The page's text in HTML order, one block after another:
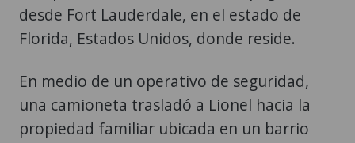
desde Fort Lauderdale, en el estado de
Florida, Estados Unidos, donde reside.
En medio de un operativo de seguridad,
una camioneta trasladó a Lionel hacia la
propiedad familiar ubicada en un barrio